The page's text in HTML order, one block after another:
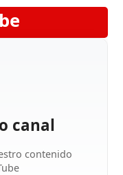
canal
contenido